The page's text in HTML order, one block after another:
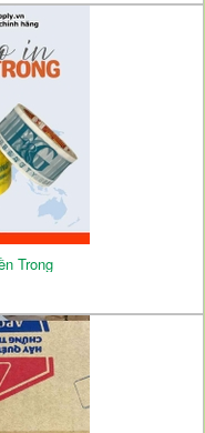
Trong